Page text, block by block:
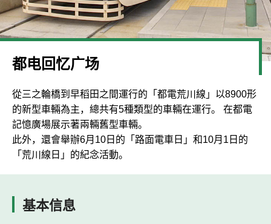
都电回忆广场
從三之輪橋到早稻田之間運行的「都電荒川線」以8900形
的新型車輛為主，總共有5種類型的車輛在運行。 在都電
記憶廣場展示著兩輛舊型車輛。
此外，還會舉辦6月10日的「路面電車日」和10月1日的
「荒川線日」的紀念活動。
基本信息